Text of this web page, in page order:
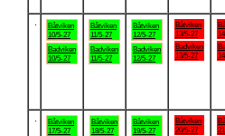
Båtviken
10/5-27
Badviken
10/5-27
Båtviken
11/5-27
Badviken
11/5-27
Båtviken
12/5-27
Badviken
12/5-27
Båtviken
13/5-27
Badviken
13/5-27
Båtviken
17/5-27
Båtviken
18/5-27
Båtviken
19/5-27
Båtviken
20/5-27